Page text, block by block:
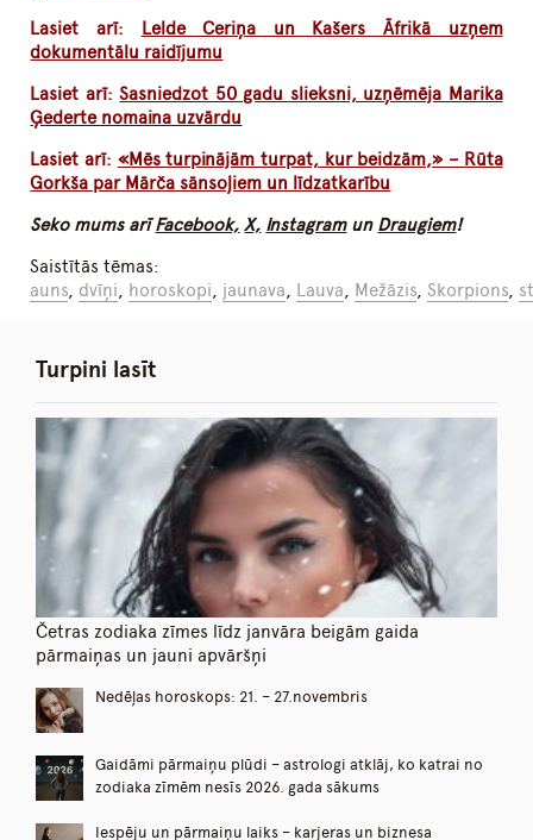
Lasiet arī:
Lelde Ceriņa un Kašers Āfrikā uzņem
dokumentālu raidījumu
Lasiet arī:Sasniedzot 50 gadu slieksni, uzņēmēja Marika
Ģederte nomaina uzvārdu
Lasiet arī: «Mēs turpinājām turpat, kur beidzām,» – Rūta
Gorkša par Mārča sānsoļiem un līdzatkarību
Seko mums arīFacebook, X, Instagramun Draugiem!
Saistītās tēmas:
auns, dvīņi, horoskopi, jaunava, Lauva, Mežāzis,Skorpions,
Turpini lasīt
Četras zodiaka zīmes līdz janvāra beigām gaida
pārmaiņas un jauni apvāršņi
Nedēļas horoskops: 21. – 27.novembris
Gaidāmi pārmaiņu plūdi – astrologi atklāj, ko katrai no
zodiaka zīmēm nesīs 2026. gada sākums
Iespēju un pārmaiņu laiks – karjeras un biznesa